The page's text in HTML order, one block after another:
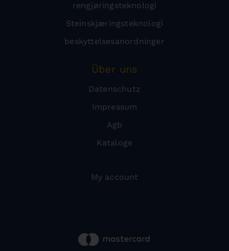
rengjøringsteknologi
Steinskjæringsteknologi
beskyttelsesanordninger
Über uns
Datenschutz
Impressum
Agb
Kataloge
My account